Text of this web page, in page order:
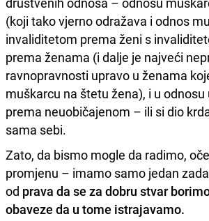
(koji tako vjerno odražava i odnos
invaliditetom prema ženi s
prema ženama (i dalje je najveći
ravnopravnosti upravo u ženama
muškarcu na štetu žena), i u
prema neuobičajenom – ili si dio
sama sebi.
Zato, da bismo mogle da radimo,
promjenu – imamo samo jedan
od prava da se za dobru stvar
obaveze da u tome istrajavamo.